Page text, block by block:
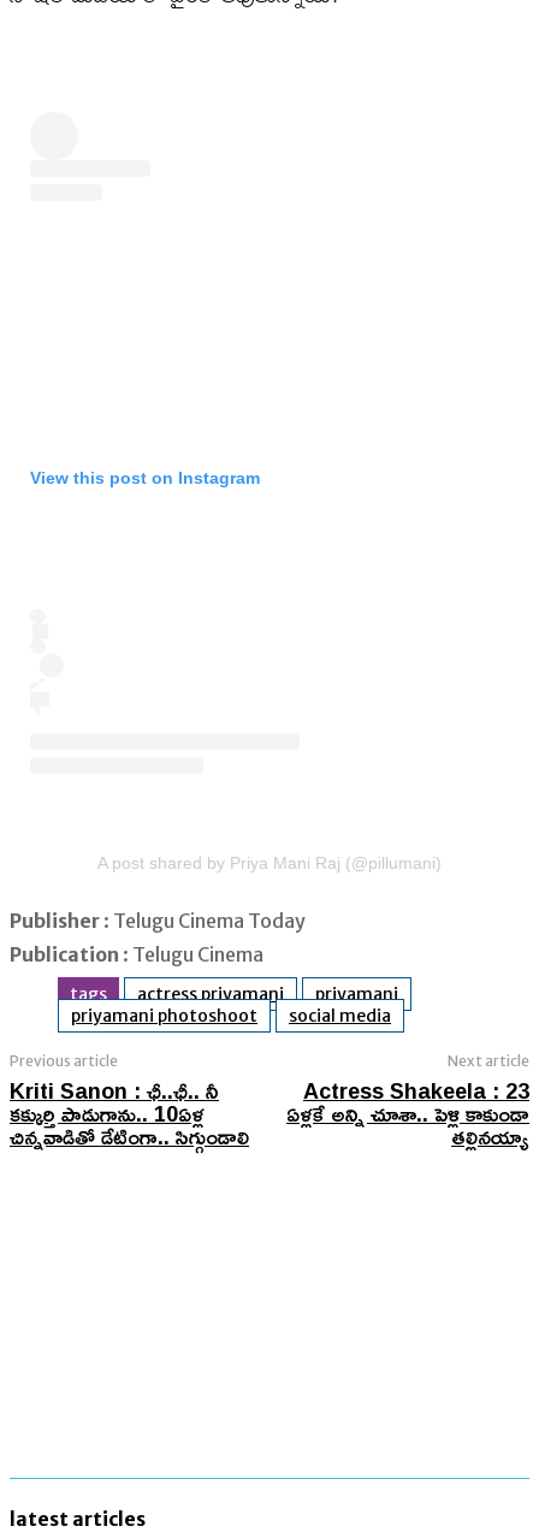
View this post on Instagram
A post shared by Priya Mani Raj (@pillumani)
Publisher : Telugu Cinema Today
Publication : Telugu Cinema
tags actress priyamani
priyamani
priyamani photoshoot
social media
Previous article
Kriti Sanon : ఛీ..ఛీ.. నీ
కక్కుర్తి పాడుగాను.. 10ఏళ్ల
చిన్నవాడితో డేటింగా.. సిగ్గుండాలి
Next article
Actress Shakeela : 23
ఏళ్లకే అన్ని చూశా.. పెళ్లి కాకుండా
తల్లినయ్యా
latest articles